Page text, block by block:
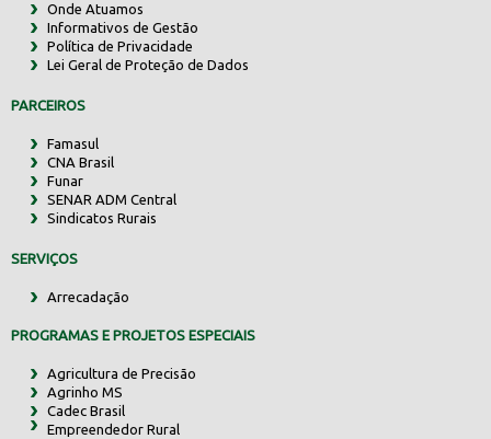
Onde Atuamos
Informativos de Gestão
Política de Privacidade
Lei Geral de Proteção de Dados
PARCEIROS
Famasul
CNA Brasil
Funar
SENAR ADM Central
Sindicatos Rurais
SERVIÇOS
Arrecadação
PROGRAMAS E PROJETOS ESPECIAIS
Agricultura de Precisão
Agrinho MS
Cadec Brasil
Empreendedor Rural